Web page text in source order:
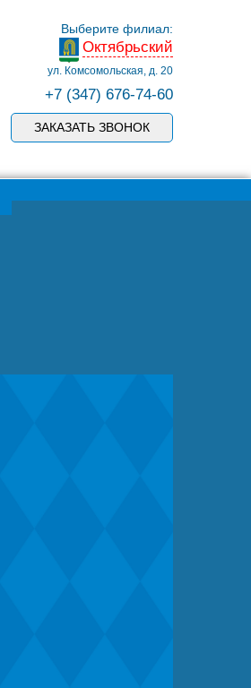
Выберите филиал:
Октябрьский
ул. Комсомольская, д. 20
+7 (347) 676-74-60
ЗАКАЗАТЬ ЗВОНОК